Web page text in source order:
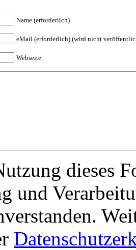
Name (erforderlich)
eMail (erforderlich) (wird nicht
Webseite
dieses
und